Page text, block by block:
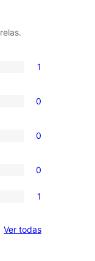
1
0
0
0
1
Ver todasavaliações